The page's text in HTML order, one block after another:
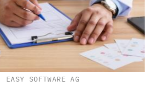
EASY SOFTWARE AG